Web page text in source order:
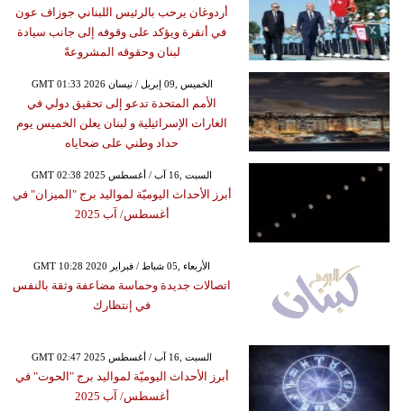
أردوغان يرحب بالرئيس اللبناني جوزاف عون
في أنقرة ويؤكد على وقوفه إلى جانب سيادة
لبنان وحقوقه المشروعةً
GMT 01:33 2026 الخميس ,09 إبريل / نيسان
الأمم المتحدة تدعو إلى تحقيق دولي في
الغارات الإسرائيلية و لبنان يعلن الخميس يوم
حداد وطني على ضحاياه
GMT 02:38 2025 السبت ,16 آب / أغسطس
أبرز الأحداث اليوميّة لمواليد برج "الميزان" في
أغسطس/ آب 2025
GMT 10:28 2020 الأربعاء ,05 شباط / فبراير
اتصالات جديدة وحماسة مضاعفة وثقة بالنفس
في إنتظارك
GMT 02:47 2025 السبت ,16 آب / أغسطس
أبرز الأحداث اليوميّة لمواليد برج "الحوت" في
أغسطس/ آب 2025